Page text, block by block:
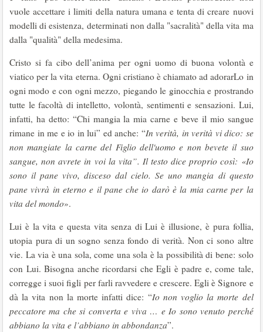
vuole accettare i limiti della natura umana e tenta di creare nuovi
modelli di esistenza, determinati non dalla "sacralità" della vita ma
dalla "qualità" della medesima.
Cristo si fa cibo dell’anima per ogni uomo di buona volontà e
viatico per la vita eterna. Ogni cristiano è chiamato ad adorarLo in
ogni modo e con ogni mezzo, piegando le ginocchia e prostrando
tutte le facoltà di intelletto, volontà, sentimenti e sensazioni. Lui,
infatti, ha detto: “Chi mangia la mia carne e beve il mio sangue
rimane in me e io in lui” ed anche: “In verità, in verità vi dico: se
non mangiate la carne del Figlio dell'uomo e non bevete il suo
sangue, non avrete in voi la vita”. Il testo dice proprio così: «Io
sono il pane vivo, disceso dal cielo. Se uno mangia di questo
pane vivrà in eterno e il pane che io darò è la mia carne per la
vita del mondo».
Lui è la vita e questa vita senza di Lui è illusione, è pura follia,
utopia pura di un sogno senza fondo di verità. Non ci sono altre
vie. La via è una sola, come una sola è la possibilità di bene: solo
con Lui. Bisogna anche ricordarsi che Egli è padre e, come tale,
corregge i suoi figli per farli ravvedere e crescere. Egli è Signore e
dà la vita non la morte infatti dice: “Io non voglio la morte del
peccatore ma che si converta e viva … e Io sono venuto perché
abbiano la vita e l’abbiano in abbondanza”.